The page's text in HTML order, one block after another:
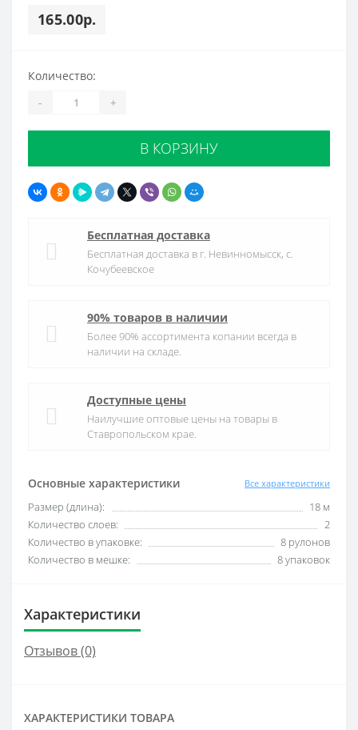
165.00р.
Основные характеристики Все характеристики
Размер (длина):
18 м
Количество слоев:
2
Количество в упаковке:
8 рулонов
Количество в мешке:
8 упаковок
Количество:
- +
В КОРЗИНУ
Бесплатная доставка
Бесплатная доставка в г. Невинномысск, с.
Кочубеевское
90% товаров в наличии
Более 90% ассортимента копании всегда в
наличии на складе.
Доступные цены
Наилучшие оптовые цены на товары в
Ставропольском крае.
Характеристики
Отзывов (0)
ХАРАКТЕРИСТИКИ ТОВАРА